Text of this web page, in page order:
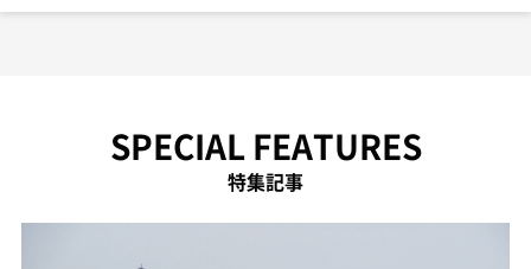
SPECIAL FEATURES
特集記事